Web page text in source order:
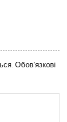
Обов’язкові